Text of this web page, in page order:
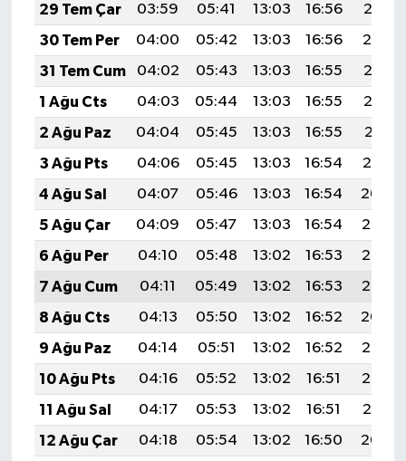
29 Tem Çar
03:59 05:41 13:03 16:56
20:15
30 Tem Per
04:00 05:42 13:03 16:56
20:14
31 Tem Cum
04:02 05:43 13:03 16:55
20:13
1 Ağu Cts
04:03 05:44 13:03 16:55
20:12
2 Ağu Paz
04:04 05:45 13:03 16:55
20:11
3 Ağu Pts
04:06 05:45 13:03 16:54
20:10
4 Ağu Sal
04:07 05:46 13:03 16:54
20:09
5 Ağu Çar
04:09 05:47 13:03 16:54
20:08
6 Ağu Per
04:10 05:48 13:02 16:53
20:07
7 Ağu Cum
04:11 05:49 13:02 16:53
20:06
8 Ağu Cts
04:13 05:50 13:02 16:52
20:04
9 Ağu Paz
04:14 05:51 13:02 16:52
20:03
10 Ağu Pts
04:16 05:52 13:02 16:51
20:02
11 Ağu Sal
04:17 05:53 13:02 16:51
20:01
12 Ağu Çar
04:18 05:54 13:02 16:50
20:00